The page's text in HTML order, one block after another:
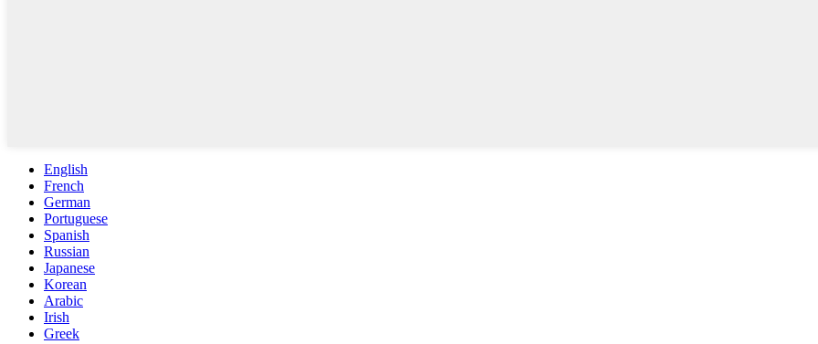
English
French
German
Portuguese
Spanish
Russian
Japanese
Korean
Arabic
Irish
Greek